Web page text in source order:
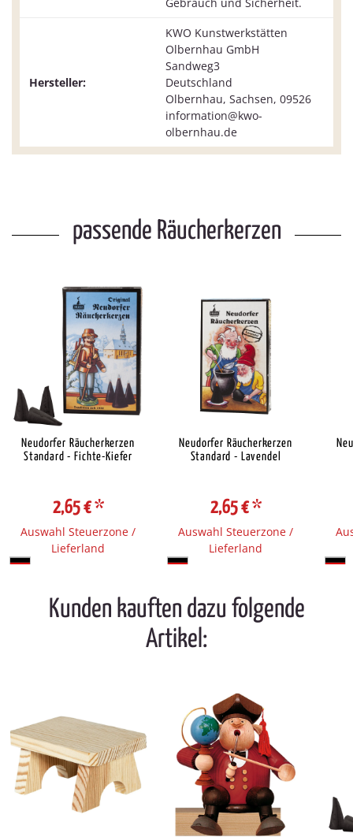
Hersteller:
KWO Kunstwerkstätten
Olbernhau GmbH
Sandweg3
Deutschland
Olbernhau, Sachsen, 09526
information@kwo-
olbernhau.de
passende Räucherkerzen
Neudorfer Räucherkerzen
Standard - Fichte-Kiefer
2,65 €*
Auswahl Steuerzone /
Lieferland
Neudorfer Räucherkerzen
Standard - Lavendel
2,65 €*
Auswahl Steuerzone /
Lieferland
Kunden kauften dazu folgende
Artikel: